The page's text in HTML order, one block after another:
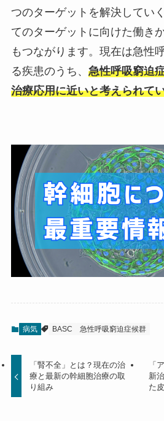
つのターゲットを解決してい
てのターゲットに向けた働き
もつながります。現在は急性
る疾患のうち、 急性呼吸窮迫
治療応用に近いと考えられて
病気 BASC 急性呼吸窮迫症候群
「腎不全」とは？現在の治
療と最新の幹細胞治療の取
り組み
「
新
た